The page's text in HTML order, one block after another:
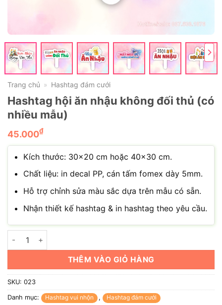
Trang chủ » Hashtag đám cưới
Hashtag hội ăn nhậu không đối thủ (có
nhiều mẫu)
45.000₫
Kích thước: 30×20 cm hoặc 40×30 cm.
Chất liệu: in decal PP, cán tấm fomex dày 5mm.
Hỗ trợ chỉnh sửa màu sắc dựa trên mẫu có sẵn.
Nhận thiết kế hashtag & in hashtag theo yêu cầu.
Hashtag hội ăn nhậu không đối thủ (có nhiều mẫu) số lượng
THÊM VÀO GIỎ HÀNG
SKU: 023
Danh mục: Hashtag vui nhộn , Hashtag đám cưới